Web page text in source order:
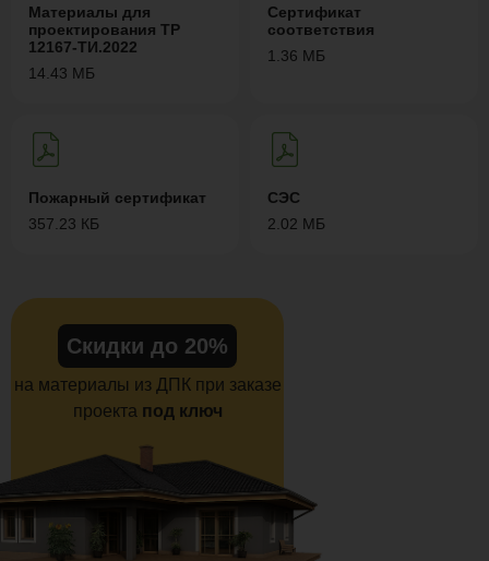
Материалы для
проектирования ТР
12167-ТИ.2022
14.43 МБ
Сертификат
соответствия
1.36 МБ
Пожарный сертификат
357.23 КБ
СЭС
2.02 МБ
Скидки до 20%
на материалы из ДПК при заказе
проекта под ключ